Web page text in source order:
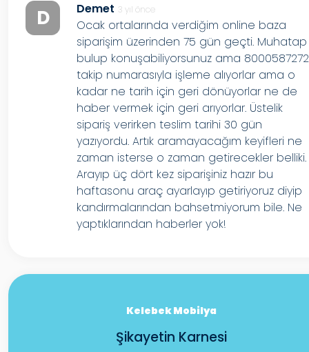
D Demet 3 yıl önce
Ocak ortalarında verdiğim online baza
siparişim üzerinden 75 gün geçti. Muhatap
bulup konuşabiliyorsunuz ama 8000587272
takip numarasıyla işleme alıyorlar ama o
kadar ne tarih için geri dönüyorlar ne de
haber vermek için geri arıyorlar. Üstelik
sipariş verirken teslim tarihi 30 gün
yazıyordu. Artık aramayacağım keyifleri ne
zaman isterse o zaman getirecekler belliki.
Arayıp üç dört kez siparişiniz hazır bu
haftasonu araç ayarlayıp getiriyoruz diyip
kandırmalarından bahsetmiyorum bile. Ne
yaptıklarından haberler yok!
Kelebek Mobilya
Şikayetin Karnesi